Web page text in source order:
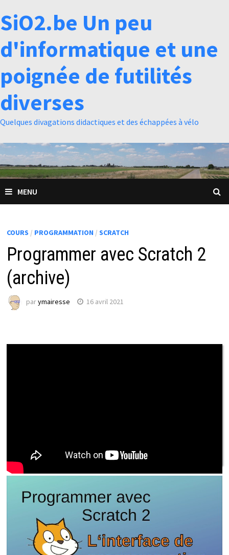
au
contenu
SiO2.be Un peu
d'informatique et une
poignée de futilités
diverses
Quelques divagations didactiques et des échappées à vélo
MENU
COURS / PROGRAMMATION / SCRATCH
Programmer avec Scratch 2
(archive)
parymairesse 16 avril 2021